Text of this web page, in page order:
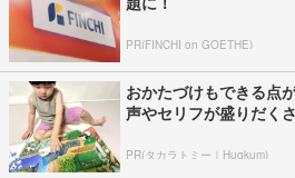
PR(FINCHI on GOETHE)
おかたづけもできる点
声やセリフが盛りだく
PR(タカラトミー｜Hugkum)